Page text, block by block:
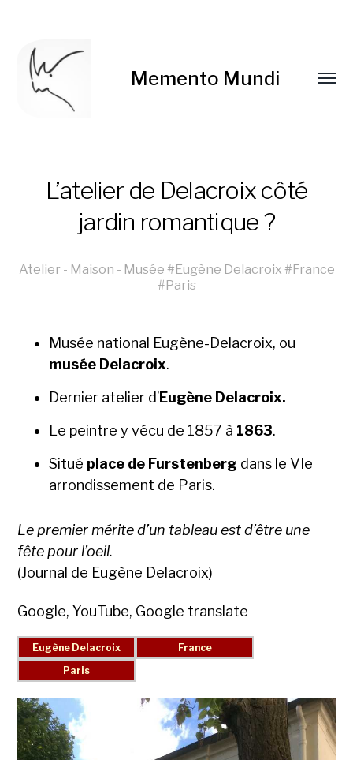
Memento Mundi
L’atelier de Delacroix côté
jardin romantique ?
Atelier- Maison - Musée #Eugène Delacroix #France
#Paris
Musée nation­al Eugène-Delacroix, ou
musée Delacroix.
Dernier ate­lier d’Eugène Delacroix.
Le pein­tre y vécu de 1857 à 1863.
Situé place de Fursten­berg dans le VIe
arrondisse­ment de Paris.
Le pre­mier mérite d’un tableau est d’être une
fête pour l’oeil.
(Jour­nal de Eugène Delacroix)
Google,YouTube, Google translate